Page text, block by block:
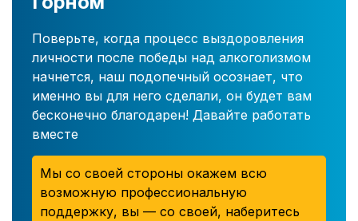
Поверьте, когда процесс выздоровления
личности после победы над алкоголизмом
начнется, наш подопечный осознает, что
именно вы для него сделали, он будет вам
бесконечно благодарен! Давайте работать
вместе
Мы со своей стороны окажем всю
возможную профессиональную
поддержку, вы — со своей, наберитесь